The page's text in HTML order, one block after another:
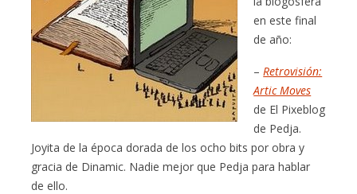
en este final
de año:
– Retrovisión:
Artic Moves
de El Pixeblog
de Pedja.
Joyita de la época dorada de los ocho bits por obra y
gracia de Dinamic. Nadie mejor que Pedja para hablar
de ello.